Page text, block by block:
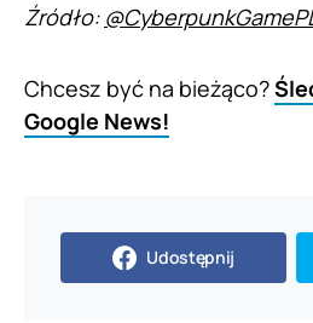
Źródło:
Chcesz być na bieżąco?
Google News!
Udostępnij